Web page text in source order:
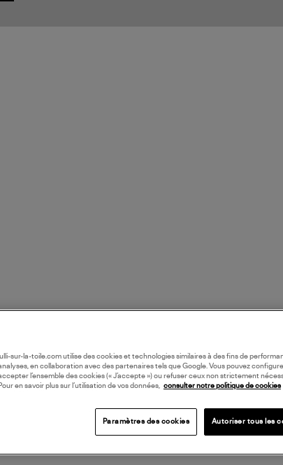
lulli-sur-la-toile.com utilise des cookies et technologies similaires à des fins de
en collaboration avec des partenaires tels que Google. Vous pouvez
l’ensemble des cookies (« J’accepte ») ou refuser ceux non strictement
Pour en savoir plus sur l’utilisation de vos données,
consulter notre politique de cookies
Paramètres des cookies Autoriser tous les